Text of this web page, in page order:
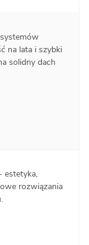
na lata i szybki
solidny dach
estetyka,
rozwiązania